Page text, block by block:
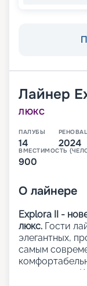
Лайнер
ЛЮКС
ПАЛУБЫ
14 2024
ВМЕСТИМОСТЬ
900
О лайнере
Explora II -
люкс. Гости
элегантных,
самым
резиденциях.